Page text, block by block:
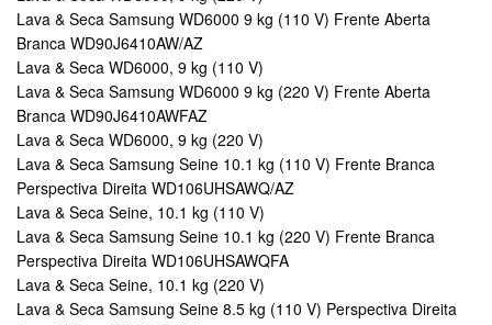
Lava & Seca Samsung WD6000 9 kg (110 V) Frente Aberta
Branca WD90J6410AW/AZ
Lava & Seca WD6000, 9 kg (110 V)
Lava & Seca Samsung WD6000 9 kg (220 V) Frente Aberta
Branca WD90J6410AWFAZ
Lava & Seca WD6000, 9 kg (220 V)
Lava & Seca Samsung Seine 10.1 kg (110 V) Frente Branca
Perspectiva Direita WD106UHSAWQ/AZ
Lava & Seca Seine, 10.1 kg (110 V)
Lava & Seca Samsung Seine 10.1 kg (220 V) Frente Branca
Perspectiva Direita WD106UHSAWQFA
Lava & Seca Seine, 10.1 kg (220 V)
Lava & Seca Samsung Seine 8.5 kg (110 V) Perspectiva Direita